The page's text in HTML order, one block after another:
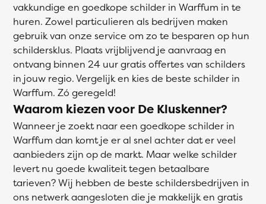
vakkundige en goedkope schilder in Warffum in te
huren. Zowel particulieren als bedrijven maken
gebruik van onze service om zo te besparen op hun
schildersklus. Plaats vrijblijvend je aanvraag en
ontvang binnen 24 uur gratis offertes van schilders
in jouw regio. Vergelijk en kies de beste schilder in
Warffum. Zó geregeld!
Waarom kiezen voor De Kluskenner?
Wanneer je zoekt naar een goedkope schilder in
Warffum dan komt je er al snel achter dat er veel
aanbieders zijn op de markt. Maar welke schilder
levert nu goede kwaliteit tegen betaalbare
tarieven? Wij hebben de beste schildersbedrijven in
ons netwerk aangesloten die je makkelijk en gratis